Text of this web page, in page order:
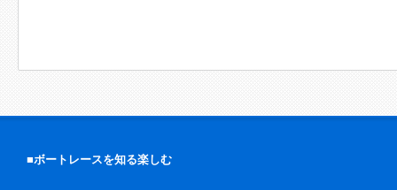
■ボートレースを知る楽しむ